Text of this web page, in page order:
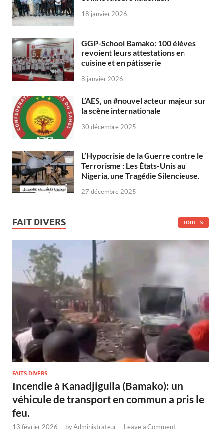
18 janvier 2026
GGP-School Bamako: 100 élèves
revoient leurs attestations en
cuisine et en pâtisserie
8 janvier 2026
L’AES, un #nouvel acteur majeur sur
la scène internationale
30 décembre 2025
L’Hypocrisie de la Guerre contre le
Terrorisme : Les États-Unis au
Nigeria, une Tragédie Silencieuse.
27 décembre 2025
FAIT DIVERS TOUT...
FAITS DIVERS
Incendie à Kanadjiguila (Bamako): un
véhicule de transport en commun a pris le
feu.
13 février 2026 - byAdministrateur - Leave a Comment